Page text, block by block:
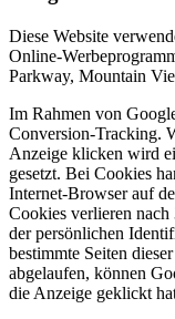
Diese Website
Online-
Parkway, Mountain
Im Rahmen von
Conversion-Tracking.
Anzeige klicken wird
gesetzt. Bei Cookies
Internet-Browser auf
Cookies verlieren
der persönlichen
bestimmte Seiten
abgelaufen, können
die Anzeige geklickt